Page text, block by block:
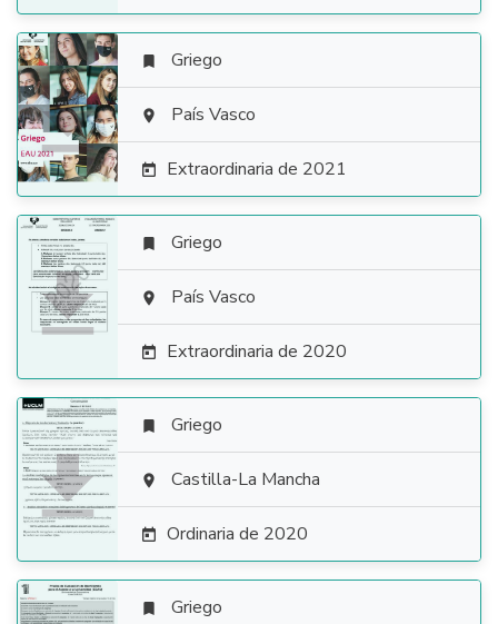

 Griego
 País Vasco
 Extraordinaria de 2021

 Griego
 País Vasco
 Extraordinaria de 2020

 Griego
 Castilla-La Mancha
 Ordinaria de 2020
 Griego